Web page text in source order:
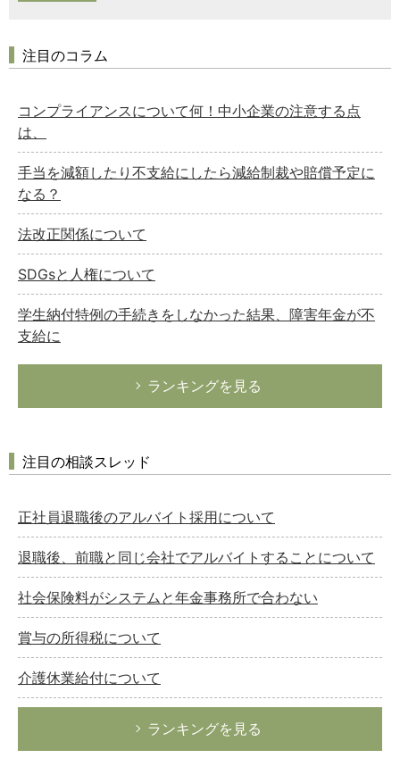
注目のコラム
コンプライアンスについて何！中小企業の注意する点
は、
手当を減額したり不支給にしたら減給制裁や賠償予定に
なる？
法改正関係について
SDGsと人権について
学生納付特例の手続きをしなかった結果、障害年金が不
支給に
ランキングを見る
注目の相談スレッド
正社員退職後のアルバイト採用について
退職後、前職と同じ会社でアルバイトすることについて
社会保険料がシステムと年金事務所で合わない
賞与の所得税について
介護休業給付について
ランキングを見る